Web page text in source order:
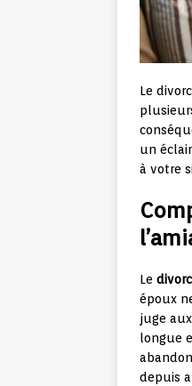
Le
un
à votre
Le
époux
juge
longue
depuis